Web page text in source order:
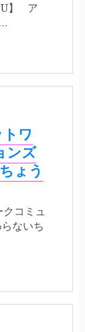
】 ア
トワ
ンズ
ょう
コミュ
ないち